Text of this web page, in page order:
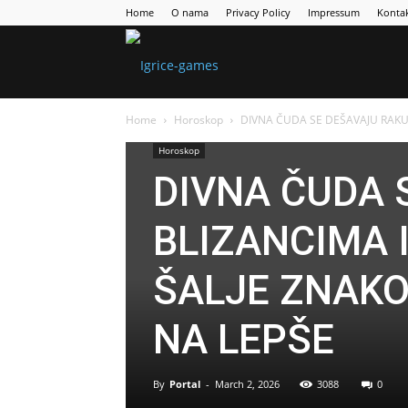
Home O nama Privacy Policy Impressum
Home Horoskop DIVNA ČUDA SE DEŠAVAJU
Horoskop
DIVNA ČUDA
BLIZANCIMA
ŠALJE
NA LEPŠE
By Portal - March 2, 2026 3088 0